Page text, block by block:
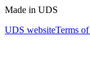
Made in UDS
UDS websiteTerms of